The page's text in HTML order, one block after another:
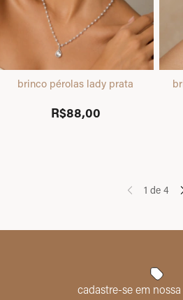
brinco pérolas lady prata
R$88,00
1 de 4
cadastre-se em